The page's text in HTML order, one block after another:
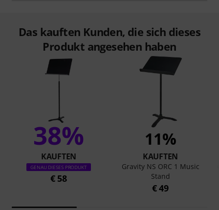
Das kauften Kunden, die sich dieses
Produkt angesehen haben
38%
KAUFTEN
GENAU DIESES PRODUKT
€ 58
11%
KAUFTEN
Gravity NS ORC 1 Music
Stand
€ 49